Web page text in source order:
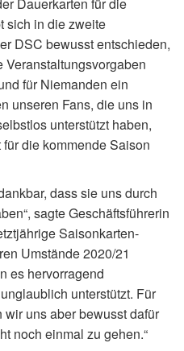
sich in die zweite
DSC bewusst entschieden,
Veranstaltungsvorgaben
für Niemanden ein
unseren Fans, die uns in
unterstützt haben,
die kommende Saison
dass sie uns durch
sagte Geschäftsführerin
Saisonkarten-
Umstände 2020/21
es hervorragend
unterstützt. Für
uns aber bewusst dafür
noch einmal zu gehen.“